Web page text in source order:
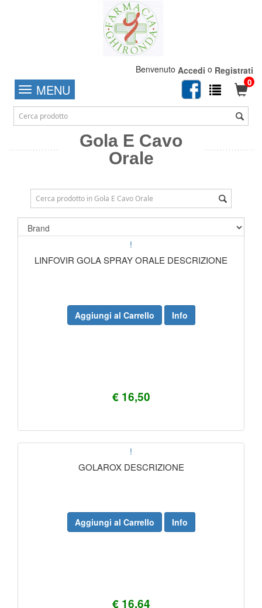
Benvenuto Accedi o Registrati
0
MENU
Gola E Cavo
Orale
!
LINFOVIR GOLA SPRAY ORALE DESCRIZIONE
€ 16,50
Aggiungi al Carrello Info
!
GOLAROX DESCRIZIONE
€ 16,64
Aggiungi al Carrello Info